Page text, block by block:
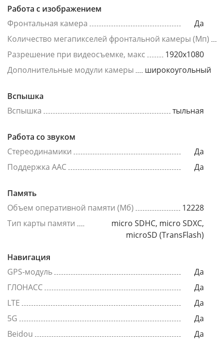
Работа с изображением
Фронтальная камера
Да
Количество мегапикселей фронтальной камеры (Мп)
Разрешение при видеосъемке, макс
1920x1080
Дополнительные модули камеры
широкоугольный
Вспышка
Вспышка
тыльная
Работа со звуком
Стереодинамики
Да
Поддержка AAC
Да
Память
Объем оперативной памяти (Мб)
12228
Тип карты памяти
micro SDHC, micro SDXC,
microSD (TransFlash)
Навигация
GPS-модуль
Да
ГЛОНАСС
Да
LTE
Да
5G
Да
Beidou
Да